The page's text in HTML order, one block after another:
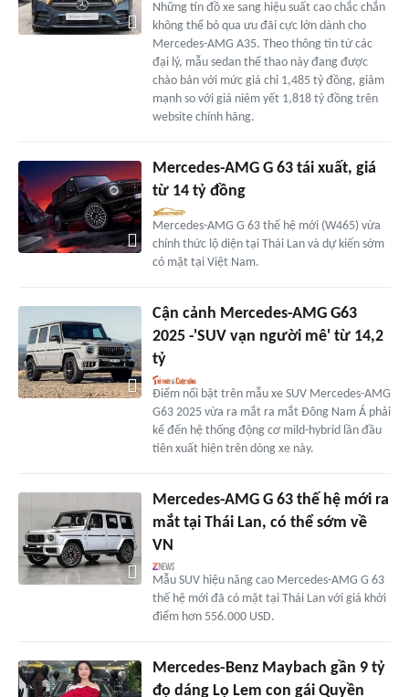
Những tín đồ xe sang hiệu suất cao chắc chắn
không thể bỏ qua ưu đãi cực lớn dành cho
Mercedes-AMG A35. Theo thông tin từ các
đại lý, mẫu sedan thể thao này đang được
chào bán với mức giá chỉ 1,485 tỷ đồng, giảm
mạnh so với giá niêm yết 1,818 tỷ đồng trên
website chính hãng.
Mercedes-AMG G 63 tái xuất, giá
từ 14 tỷ đồng
Mercedes-AMG G 63 thế hệ mới (W465) vừa
chính thức lộ diện tại Thái Lan và dự kiến sớm
có mặt tại Việt Nam.
Cận cảnh Mercedes-AMG G63
2025 -'SUV vạn người mê' từ 14,2
tỷ
Điểm nổi bật trên mẫu xe SUV Mercedes-AMG
G63 2025 vừa ra mắt ra mắt Đông Nam Á phải
kể đến hệ thống động cơ mild-hybrid lần đầu
tiên xuất hiện trên dòng xe này.
Mercedes-AMG G 63 thế hệ mới ra
mắt tại Thái Lan, có thể sớm về
VN
Mẫu SUV hiệu năng cao Mercedes-AMG G 63
thế hệ mới đã có mặt tại Thái Lan với giá khởi
điểm hơn 556.000 USD.
Mercedes-Benz Maybach gần 9 tỷ
đọ dáng Lọ Lem con gái Quyền